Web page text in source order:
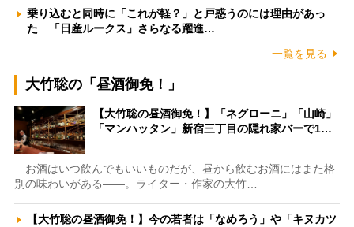
乗り込むと同時に「これが軽？」と戸惑うのには理由があっ
た 「日産ルークス」さらなる躍進…
一覧を見る
大竹聡の「昼酒御免！」
【大竹聡の昼酒御免！】「ネグローニ」「山崎」
「マンハッタン」新宿三丁目の隠れ家バーで1…
お酒はいつ飲んでもいいものだが、昼から飲むお酒にはまた格
別の味わいがある――。ライター・作家の大竹…
【大竹聡の昼酒御免！】今の若者は「なめろう」や「キヌカツ